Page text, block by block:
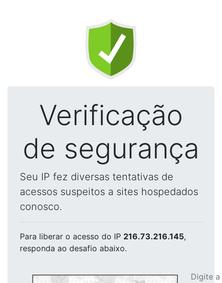
Verificação
de segurança
Seu IP fez diversas tentativas de
acessos suspeitos a sites hospedados
conosco.
Para liberar o acesso do IP 216.73.216.145,
responda ao desafio abaixo.
Digite